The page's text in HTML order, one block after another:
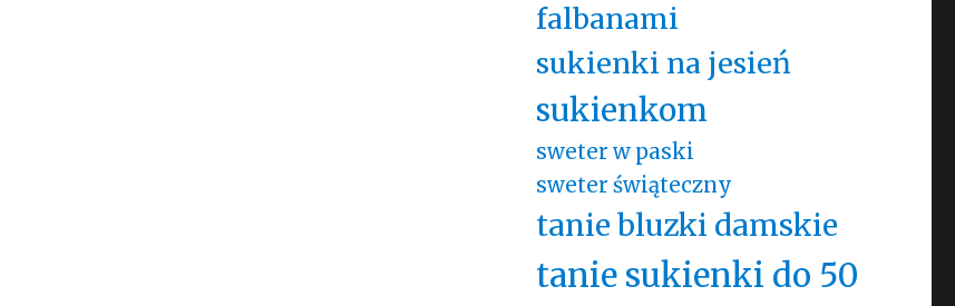
falbanami
sukienki na jesień
sukienkom
sweter w paski
sweter świąteczny
tanie bluzki damskie
tanie sukienki do 50